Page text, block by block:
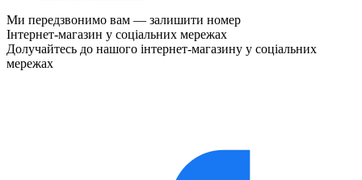
Ми передзвонимо вам — залишити номер
Інтернет-магазин у соціальних мережах
Долучайтесь до нашого інтернет-магазину у соціальних
мережах